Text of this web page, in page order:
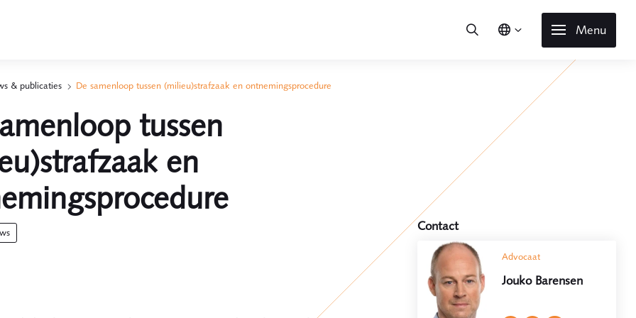
Menu
& publicaties De samenloop tussen (milieu)strafzaak en ontnemingsprocedure
tussen
en
Contact
Advocaat
Jouko Barensen